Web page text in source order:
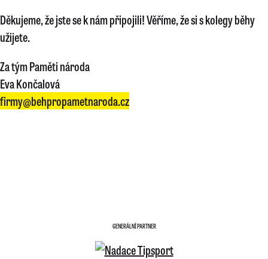
Děkujeme, že jste se k nám připojili! Věříme, že si s kolegy běhy
užijete.
Za tým Paměti národa
Eva Končalová
firmy@behpropametnaroda.cz
GENERÁLNÍ PARTNER